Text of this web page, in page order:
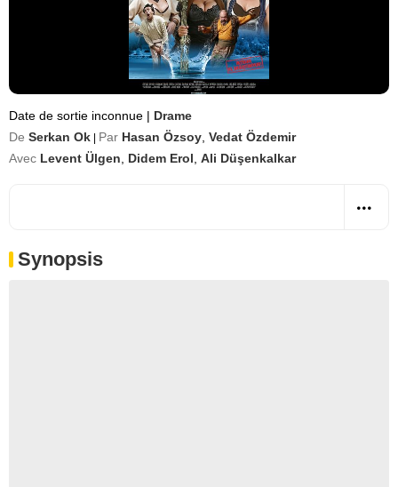
Date de sortie inconnue | Drame
De Serkan Ok Par Hasan Özsoy Vedat Özdemir
Avec Levent Ülgen Didem Erol Ali Düşenkalkar
Synopsis